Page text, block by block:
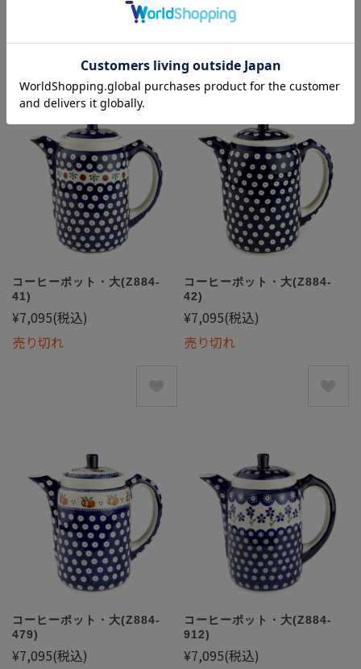
売り切れ
コーヒーポット・大(Z884-
41)
¥7,095(税込)
売り切れ
コーヒーポット・大(Z884-
42)
¥7,095(税込)
売り切れ
コーヒーポット・大(Z884-
479)
¥7,095(税込)
コーヒーポット・大(Z884-
912)
¥7,095(税込)